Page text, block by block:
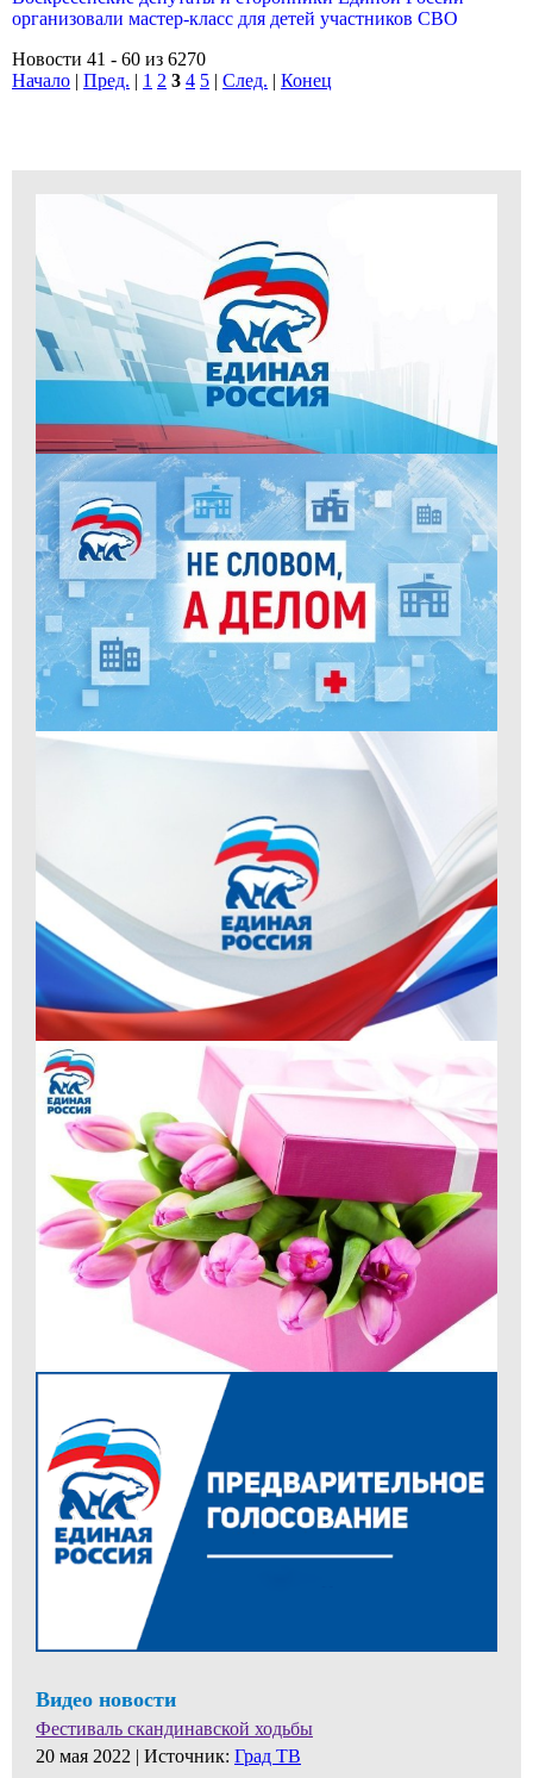
организовали мастер-класс для детей участников СВО
Новости 41 - 60 из 6270
Начало | Пред. | 1 2 3 4 5 | След. | Конец
Видео новости
Фестиваль скандинавской ходьбы
20 мая 2022 | Источник: Град ТВ